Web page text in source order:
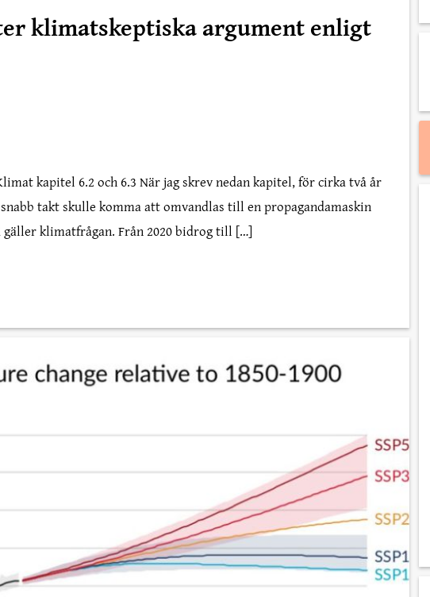
klimatskeptiska argument enligt
kapitel 6.2 och 6.3 När jag skrev nedan kapitel, för cirka två år
takt skulle komma att omvandlas till en propagandamaskin
klimatfrågan. Från 2020 bidrog till […]